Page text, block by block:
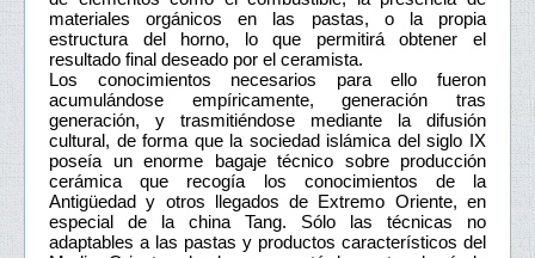
materiales orgánicos en las pastas, o la propia
estructura del horno, lo que permitirá obtener el
resultado final deseado por el ceramista.
Los conocimientos necesarios para ello fueron
acumulándose empíricamente, generación tras
generación, y trasmitiéndose mediante la difusión
cultural, de forma que la sociedad islámica del siglo IX
poseía un enorme bagaje técnico sobre producción
cerámica que recogía los conocimientos de la
Antigüedad y otros llegados de Extremo Oriente, en
especial de la china Tang. Sólo las técnicas no
adaptables a las pastas y productos característicos del